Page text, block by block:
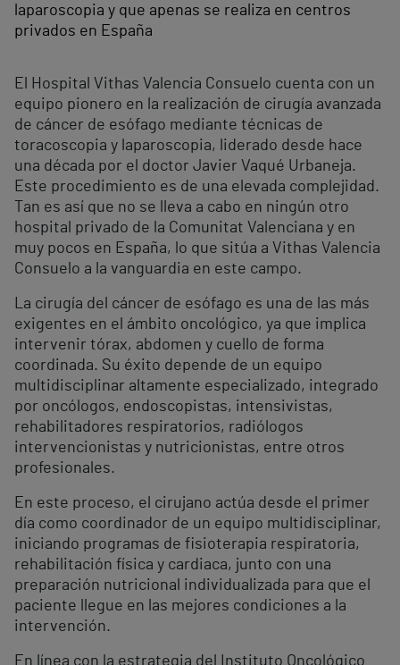
laparoscopia y que apenas se realiza en centros
privados en España
El Hospital Vithas Valencia Consuelo cuenta con un
equipo pionero en la realización de cirugía avanzada
de cáncer de esófago mediante técnicas de
toracoscopia y laparoscopia, liderado desde hace
una década por el doctor Javier Vaqué Urbaneja.
Este procedimiento es de una elevada complejidad.
Tan es así que no se lleva a cabo en ningún otro
hospital privado de la Comunitat Valenciana y en
muy pocos en España, lo que sitúa a Vithas Valencia
Consuelo a la vanguardia en este campo.
La cirugía del cáncer de esófago es una de las más
exigentes en el ámbito oncológico, ya que implica
intervenir tórax, abdomen y cuello de forma
coordinada. Su éxito depende de un equipo
multidisciplinar altamente especializado, integrado
por oncólogos, endoscopistas, intensivistas,
rehabilitadores respiratorios, radiólogos
intervencionistas y nutricionistas, entre otros
profesionales.
En este proceso, el cirujano actúa desde el primer
día como coordinador de un equipo multidisciplinar,
iniciando programas de fisioterapia respiratoria,
rehabilitación física y cardiaca, junto con una
preparación nutricional individualizada para que el
paciente llegue en las mejores condiciones a la
intervención.
En línea con la estrategia del Instituto Oncológico